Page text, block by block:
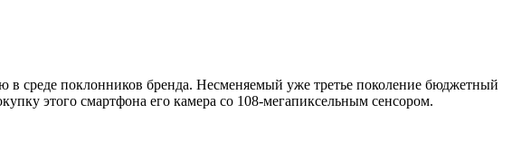
среде поклонников бренда. Несменяемый уже третье поколение бюджетный
этого смартфона его камера со 108-мегапиксельным сенсором.